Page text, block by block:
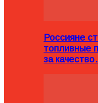
Россияне
топливные
за